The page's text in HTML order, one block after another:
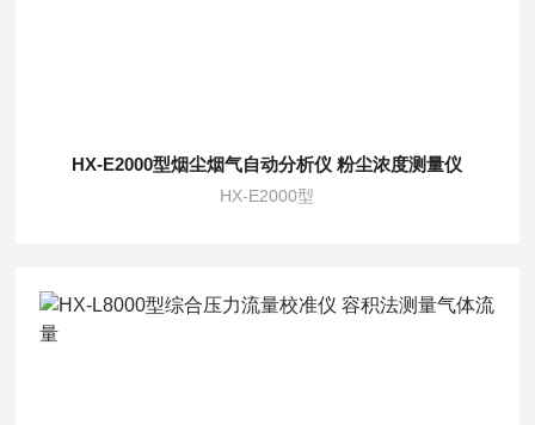
HX-E2000型烟尘烟气自动分析仪 粉尘浓度测量仪
HX-E2000型